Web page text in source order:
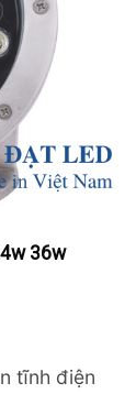
36w
tĩnh điện